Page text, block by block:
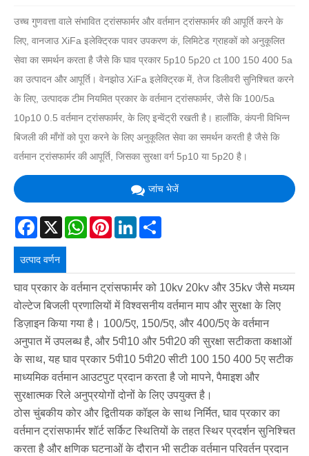
उच्च गुणवत्ता वाले संभावित ट्रांसफार्मर और वर्तमान ट्रांसफार्मर की आपूर्ति करने के
लिए, वानजाउ XiFa इलेक्ट्रिक पावर उपकरण कं, लिमिटेड ग्राहकों को अनुकूलित
सेवा का समर्थन करता है जैसे कि घाव प्रकार 5p10 5p20 ct 100 150 400 5a
का उत्पादन और आपूर्ति। वेनझोउ XiFa इलेक्ट्रिक में, तेज डिलीवरी सुनिश्चित करने
के लिए, उत्पादक टीम नियमित प्रकार के वर्तमान ट्रांसफार्मर, जैसे कि 100/5a
10p10 0.5 वर्तमान ट्रांसफार्मर, के लिए इन्वेंट्री रखती है। हालाँकि, कंपनी विभिन्न
बिजली की माँगों को पूरा करने के लिए अनुकूलित सेवा का समर्थन करती है जैसे कि
वर्तमान ट्रांसफार्मर की आपूर्ति, जिसका सुरक्षा वर्ग 5p10 या 5p20 है।
जांच भेजें
Facebook
X WhatsAppPinterestLinkedIn
उत्पाद वर्णन
घाव प्रकार के वर्तमान ट्रांसफार्मर को 10kv 20kv और 35kv जैसे मध्यम
वोल्टेज बिजली प्रणालियों में विश्वसनीय वर्तमान माप और सुरक्षा के लिए
डिज़ाइन किया गया है। 100/5ए, 150/5ए, और 400/5ए के वर्तमान
अनुपात में उपलब्ध है, और 5पी10 और 5पी20 की सुरक्षा सटीकता कक्षाओं
के साथ, यह घाव प्रकार 5पी10 5पी20 सीटी 100 150 400 5ए सटीक
माध्यमिक वर्तमान आउटपुट प्रदान करता है जो मापने, पैमाइश और
सुरक्षात्मक रिले अनुप्रयोगों दोनों के लिए उपयुक्त है।
ठोस चुंबकीय कोर और द्वितीयक कॉइल के साथ निर्मित, घाव प्रकार का
वर्तमान ट्रांसफार्मर शॉर्ट सर्किट स्थितियों के तहत स्थिर प्रदर्शन सुनिश्चित
करता है और क्षणिक घटनाओं के दौरान भी सटीक वर्तमान परिवर्तन प्रदान